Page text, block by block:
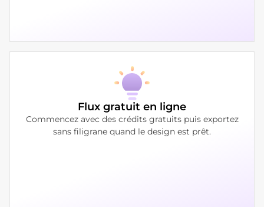
Flux gratuit en ligne
Commencez avec des crédits gratuits puis exportez
sans filigrane quand le design est prêt.